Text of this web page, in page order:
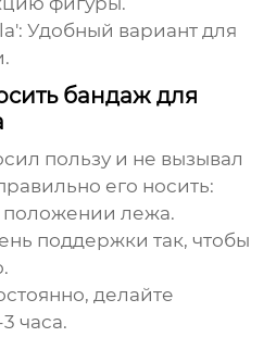
Удобный вариант для
бандаж для
пользу и не вызывал
его носить:
положении лежа.
поддержки так, чтобы
делайте
часа.